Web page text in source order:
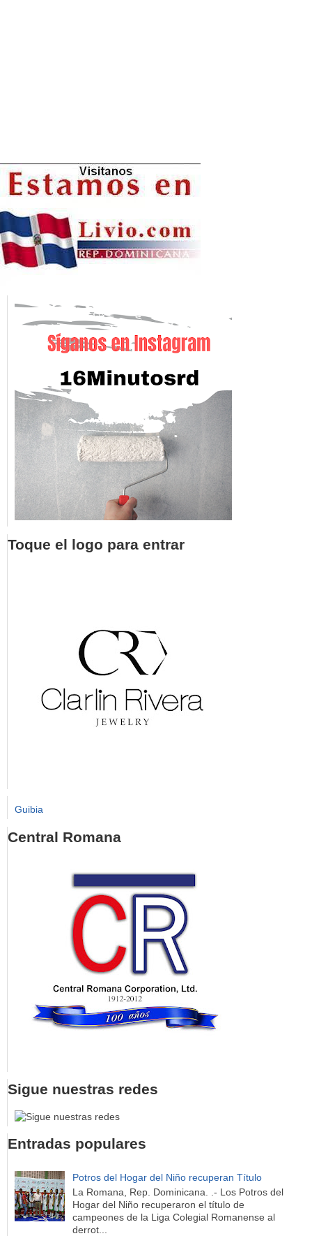
Toque el logo para entrar
Guibia
Central Romana
Sigue nuestras redes
Entradas populares
Potros del Hogar del Niño recuperan Título
La Romana, Rep. Dominicana. .- Los Potros del
Hogar del Niño recuperaron el título de
campeones de la Liga Colegial Romanense al
derrot...